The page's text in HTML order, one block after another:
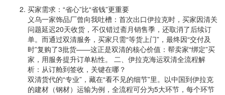
买家需求：“省心”比“省钱”更重要
义乌一家饰品厂曾向我吐槽：首次出口伊拉克时，买家因清关
问题延迟20天收货，不仅错过斋月销售季，还取消了后续订
单。而通过双清服务，买家只需“等货上门”，最终因“交付及
时”复购了3批货——这正是双清的核心价值：帮卖家“绑定”买
家，用服务提升订单粘性。 二、伊拉克海运双清全流程解
析：从订舱到签收，关键在哪？
双清货代的“专业”，藏在“看不见的细节”里。以中国到伊拉克
的建材（钢材）运输为例，全流程可分为5大环节，每个环节